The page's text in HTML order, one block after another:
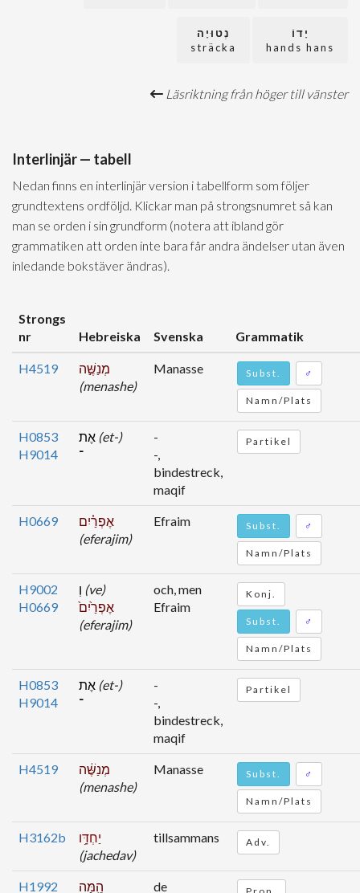
יָדוֹ
hands hans
נְטוּיָה
sträcka
Läsriktning från höger till vänster
Interlinjär — tabell
Nedan finns en interlinjär version i tabellform som följer
grundtextens ordföljd. Klickar man på strongsnumret så kan
man se orden i sin grundform (notera att ibland gör
grammatiken att orden inte bara får andra ändelser utan även
inledande bokstäver ändras).
Strongs
nr
Hebreiska Svenska Grammatik
H4519
מְנַשֶּׁ֣ה
(menashe)
Manasse Subst. ♂
Namn/Plats
H0853
H9014
(et-)
־
-
-,
bindestreck,
maqif
Partikel
H0669
אֶפְרַ֗יִם
(eferajim)
Efraim Subst. ♂
Namn/Plats
H9002
H0669
(ve)
אֶפְרַ֙יִם֙
(eferajim)
och, men
Efraim
Konj.
Subst. ♂
Namn/Plats
H0853
H9014
(et-)
־
-
-,
bindestreck,
maqif
Partikel
H4519
מְנַשֶּׁ֔ה
(menashe)
Manasse Subst. ♂
Namn/Plats
H3162b
יַחְדָּ֥ו
(jachedav)
tillsammans Adv.
H1992 הֵ֖מָּה de